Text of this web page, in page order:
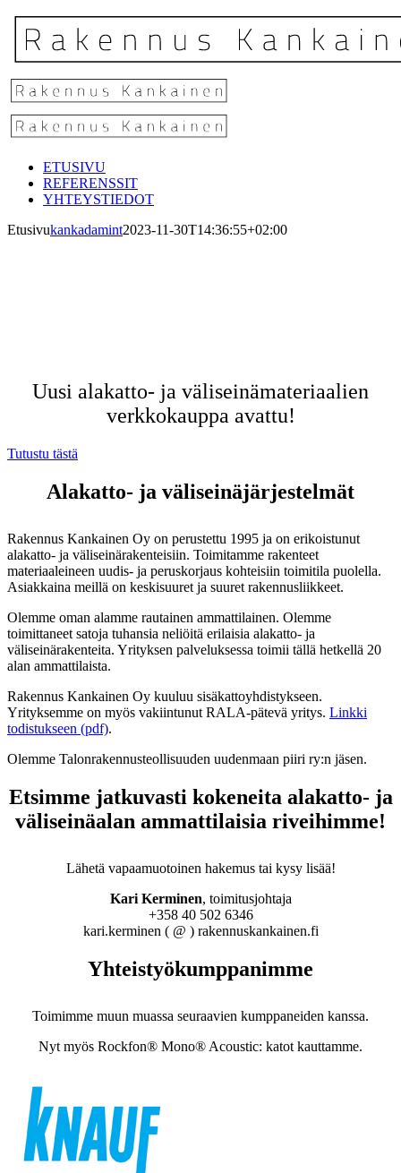
Skip
content
ETUSIVU
REFERENSSIT
YHTEYSTIEDOT
Etusivukankadamint2023-11-30T14:36:55+02:00
Uusi alakatto- ja väliseinämateriaalien
verkkokauppa avattu!
Tutustu tästä
Alakatto- ja väliseinäjärjestelmät
Rakennus Kankainen Oy on perustettu 1995 ja on erikoistunut
alakatto- ja väliseinärakenteisiin. Toimitamme rakenteet
materiaaleineen uudis- ja peruskorjaus kohteisiin toimitila puolella.
Asiakkaina meillä on keskisuuret ja suuret rakennusliikkeet.
Olemme oman alamme rautainen ammattilainen. Olemme
toimittaneet satoja tuhansia neliöitä erilaisia alakatto- ja
väliseinärakenteita. Yrityksen palveluksessa toimii tällä hetkellä 20
alan ammattilaista.
Rakennus Kankainen Oy kuuluu sisäkattoyhdistykseen.
Yrityksemme on myös vakiintunut RALA-pätevä yritys. Linkki
todistukseen (pdf).
Olemme Talonrakennusteollisuuden uudenmaan piiri ry:n jäsen.
Etsimme jatkuvasti kokeneita alakatto- ja
väliseinäalan ammattilaisia riveihimme!
Lähetä vapaamuotoinen hakemus tai kysy lisää!
Kari Kerminen, toimitusjohtaja
+358 40 502 6346
kari.kerminen ( @ ) rakennuskankainen.fi
Yhteistyökumppanimme
Toimimme muun muassa seuraavien kumppaneiden kanssa.
Nyt myös Rockfon® Mono® Acoustic: katot kauttamme.